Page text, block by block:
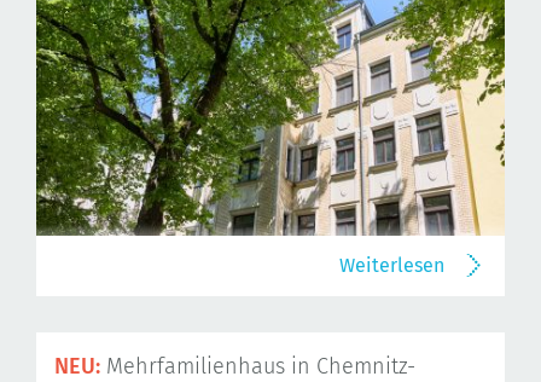
Weiterlesen
NEU: Mehrfamilienhaus in Chemnitz-